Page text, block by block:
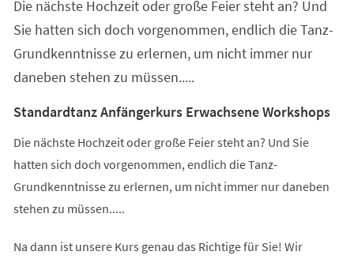
Die nächste Hochzeit oder große Feier steht an? Und
Sie hatten sich doch vorgenommen, endlich die Tanz-
Grundkenntnisse zu erlernen, um nicht immer nur
daneben stehen zu müssen.....
Standardtanz Anfängerkurs Erwachsene Workshops
Die nächste Hochzeit oder große Feier steht an? Und Sie
hatten sich doch vorgenommen, endlich die Tanz-
Grundkenntnisse zu erlernen, um nicht immer nur daneben
stehen zu müssen.....
Na dann ist unsere Kurs genau das Richtige für Sie! Wir